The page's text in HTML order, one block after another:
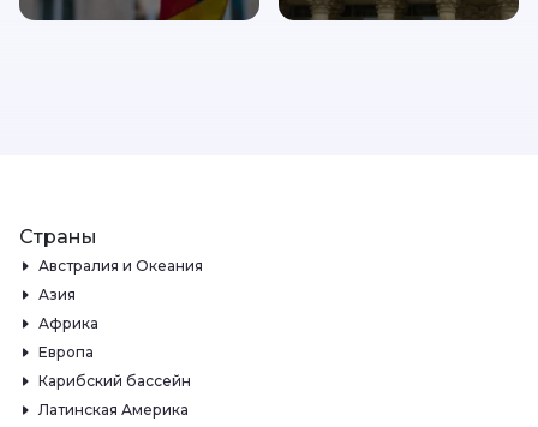
Страны
Австралия и Океания
Азия
Африка
Европа
Карибский бассейн
Латинская Америка